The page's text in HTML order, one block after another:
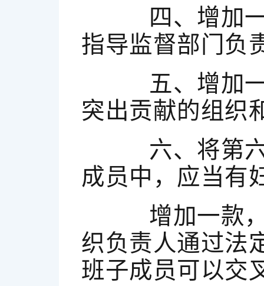
四、增加一
指导监督部门负
五、增加一
突出贡献的组织
六、将第六
成员中，应当有
增加一款，
织负责人通过法
班子成员可以交